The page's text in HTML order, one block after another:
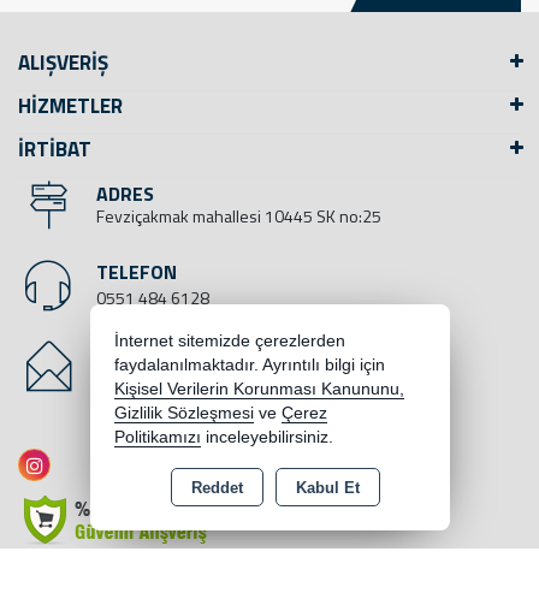
ALIŞVERİŞ
HİZMETLER
İRTİBAT
ADRES
Fevziçakmak mahallesi 10445 SK no:25
TELEFON
0551 484 6128
E-MAIL
bilgi@yegenbisiklet.com
İnternet sitemizde çerezlerden
faydalanılmaktadır. Ayrıntılı bilgi için
Kişisel Verilerin Korunması Kanununu,
Gizlilik Sözleşmesi ve Çerez
Politikamızı inceleyebilirsiniz.
Reddet Kabul Et